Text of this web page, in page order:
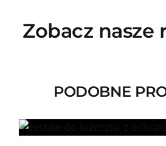
Zobacz nasze
PODOBNE